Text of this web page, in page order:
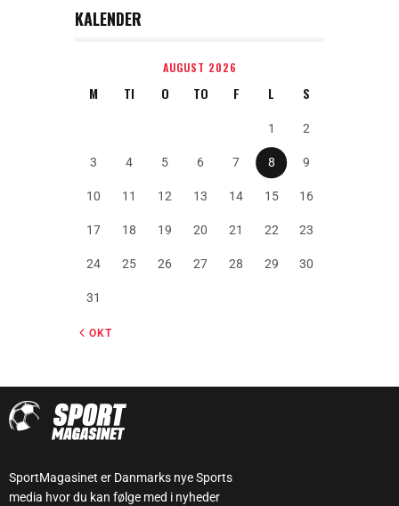
KALENDER
AUGUST 2026
M TI O TO F L S
1 2
3 4 5 6 7 8 9
10 11 12 13 14 15 16
17 18 19 20 21 22 23
24 25 26 27 28 29 30
31
« OKT
SportMagasinet er Danmarks nye Sports
media hvor du kan følge med i nyheder